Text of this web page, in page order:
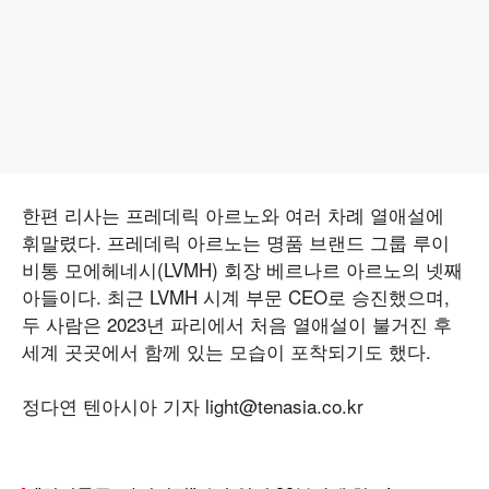
한편 리사는 프레데릭 아르노와 여러 차례 열애설에
휘말렸다. 프레데릭 아르노는 명품 브랜드 그룹 루이
비통 모에헤네시(LVMH) 회장 베르나르 아르노의 넷째
아들이다. 최근 LVMH 시계 부문 CEO로 승진했으며,
두 사람은 2023년 파리에서 처음 열애설이 불거진 후
세계 곳곳에서 함께 있는 모습이 포착되기도 했다.
정다연 텐아시아 기자 light@tenasia.co.kr